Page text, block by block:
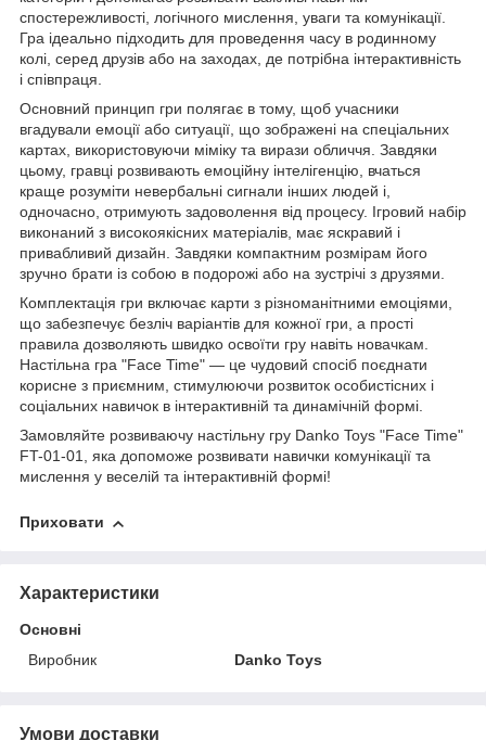
спостережливості, логічного мислення, уваги та комунікації.
Гра ідеально підходить для проведення часу в родинному
колі, серед друзів або на заходах, де потрібна інтерактивність
і співпраця.
Основний принцип гри полягає в тому, щоб учасники
вгадували емоції або ситуації, що зображені на спеціальних
картах, використовуючи міміку та вирази обличчя. Завдяки
цьому, гравці розвивають емоційну інтелігенцію, вчаться
краще розуміти невербальні сигнали інших людей і,
одночасно, отримують задоволення від процесу. Ігровий набір
виконаний з високоякісних матеріалів, має яскравий і
привабливий дизайн. Завдяки компактним розмірам його
зручно брати із собою в подорожі або на зустрічі з друзями.
Комплектація гри включає карти з різноманітними емоціями,
що забезпечує безліч варіантів для кожної гри, а прості
правила дозволяють швидко освоїти гру навіть новачкам.
Настільна гра "Face Time" — це чудовий спосіб поєднати
корисне з приємним, стимулюючи розвиток особистісних і
соціальних навичок в інтерактивній та динамічній формі.
Замовляйте розвиваючу настільну гру Danko Toys "Face Time"
FT-01-01, яка допоможе розвивати навички комунікації та
мислення у веселій та інтерактивній формі!
Приховати
Характеристики
Основні
Виробник
Danko Toys
Умови доставки